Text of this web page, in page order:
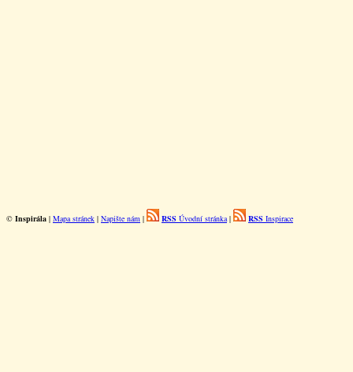
© Inspirála | Mapa stránek | Napište nám | RSS Úvodní stránka| RSS Inspirace